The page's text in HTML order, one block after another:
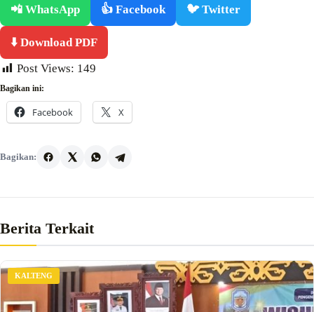
📲 WhatsApp 👍 Facebook 🐦 Twitter
⬇️ Download PDF
Post Views: 149
Bagikan ini:
Facebook X
Bagikan:
Berita Terkait
KALTENG